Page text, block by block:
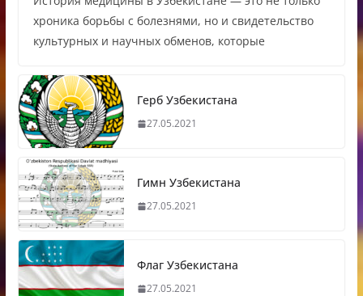
хроника борьбы с болезнями, но и свидетельство
культурных и научных обменов, которые
Герб Узбекистана
27.05.2021
Гимн Узбекистана
27.05.2021
Флаг Узбекистана
27.05.2021